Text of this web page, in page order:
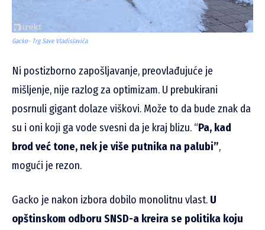
Gacko- Trg Save Vladislavića
Ni postizborno zapošljavanje, preovlađujuće je
mišljenje, nije razlog za optimizam. U prebukirani
posrnuli gigant dolaze viškovi. Može to da bude znak da
su i oni koji gavode svesni da je kraj blizu. “Pa, kad
brod već tone, nek je više putnika na palubi”,
mogući je rezon.
Gacko je nakon izbora dobilo monolitnu vlast. U
opštinskom odboru SNSD-a kreira se politika koju